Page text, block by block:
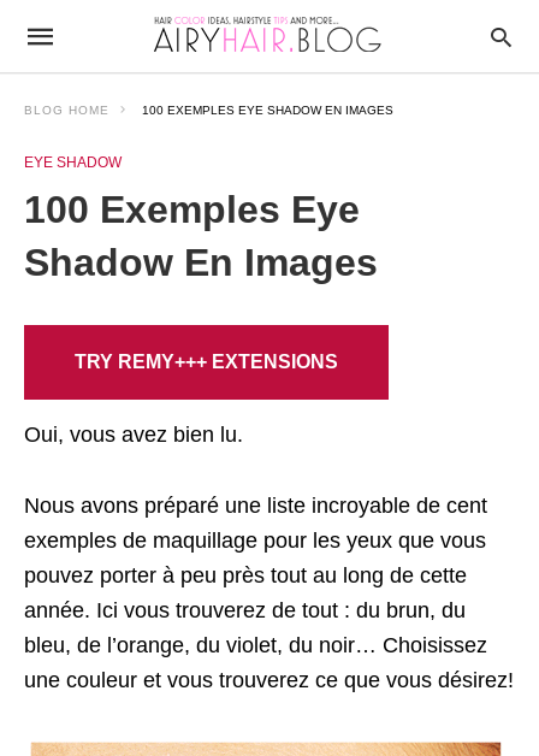
BLOG HOME 100 EXEMPLES EYE SHADOW EN IMAGES
EYE SHADOW
100 Exemples Eye
Shadow En Images
TRY REMY+++ EXTENSIONS
Oui, vous avez bien lu.
Nous avons préparé une liste incroyable de cent
exemples de maquillage pour les yeux que vous
pouvez porter à peu près tout au long de cette
année. Ici vous trouverez de tout : du brun, du
bleu, de l’orange, du violet, du noir… Choisissez
une couleur et vous trouverez ce que vous désirez!